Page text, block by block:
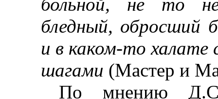
бледный, обросший
и в каком-то халате
шагами (Мастер и
По мнению Д.С.